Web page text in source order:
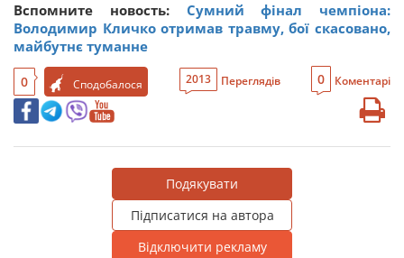
Вспомните новость: Сумний фінал чемпіона:
Володимир Кличко отримав травму, бої скасовано,
майбутнє туманне
0 Сподобалося 2013 Переглядів 0 Коментарі
Подякувати
Підписатися на автора
Відключити рекламу